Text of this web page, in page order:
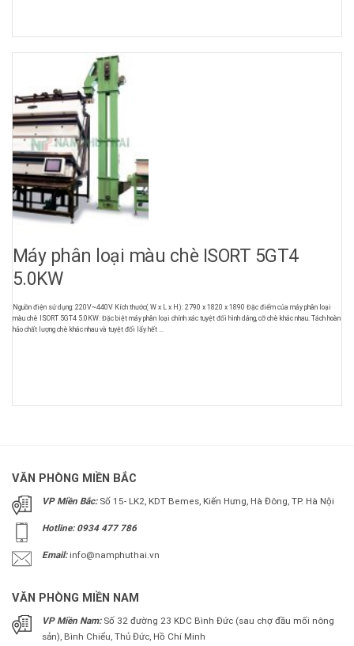
Máy phân loại màu chè ISORT 5GT4
5.0KW
Nguồn điện sử dụng: 220V~440V Kích thước( W x L x H): 2790 x 1820 x 1890 Đặc điểm của máy phân loại
màu chè ISORT 5GT4 5.0KW: Đặc biệt máy phân loại chính xác tuyệt đối hình dáng, cỡ chè khác nhau. Tách hoàn
hảo chất lượng chè khác nhau và tuyệt đối lấy hết ...
VĂN PHÒNG MIỀN BẮC
VP Miền Bắc:Số 15- LK2, KDT Bemes, Kiến Hưng, Hà Đông, TP. Hà Nội
Hotline: 0934 477 786
Email: info@namphuthai.vn
VĂN PHÒNG MIỀN NAM
VP Miền Nam:Số 32 đường 23 KDC Bình Đức (sau chợ đầu mối nông
sản), Bình Chiểu, Thủ Đức, Hồ Chí Minh